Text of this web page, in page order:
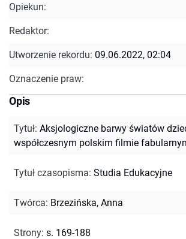
Opiekun:
Redaktor:
Utworzenie rekordu: 09.06.2022, 02:04
Oznaczenie praw:
Opis
Tytuł: Aksjologiczne barwy światów
współczesnym polskim filmie
Tytuł czasopisma: Studia Edukacyjne
Twórca: Brzezińska, Anna
Strony: s. 169-188